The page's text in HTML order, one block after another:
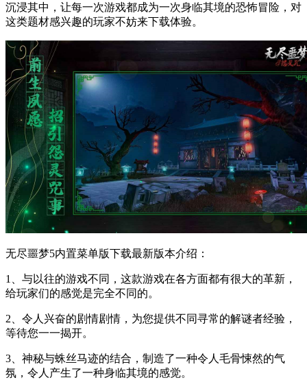
沉浸其中，让每一次游戏都成为一次身临其境的恐怖冒险，对
这类题材感兴趣的玩家不妨来下载体验。
无尽噩梦5内置菜单版下载最新版本介绍：
1、与以往的游戏不同，这款游戏在各方面都有很大的革新，
给玩家们的感觉是完全不同的。
2、令人兴奋的剧情剧情，为您提供不同寻常的解谜者经验，
等待您一一揭开。
3、神秘与蛛丝马迹的结合，制造了一种令人毛骨悚然的气
氛，令人产生了一种身临其境的感觉。